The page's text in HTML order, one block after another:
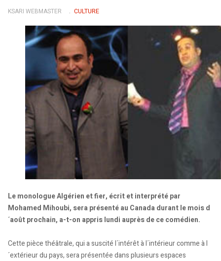
KSARI WEBMASTER CULTURE
Le monologue Algérien et fier, écrit et interprété par
Mohamed Mihoubi, sera présenté au Canada durant le mois d
´août prochain, a-t-on appris lundi auprès de ce comédien.
Cette pièce théâtrale, qui a suscité l´intérêt à l´intérieur comme à l
´extérieur du pays, sera présentée dans plusieurs espaces